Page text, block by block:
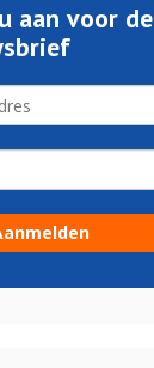
aan voor de